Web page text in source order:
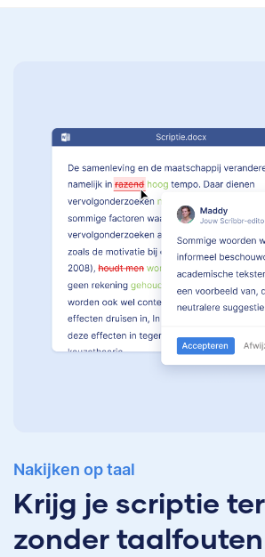
Nakijken op taal
Krijg je scriptie
zonder taalfouten